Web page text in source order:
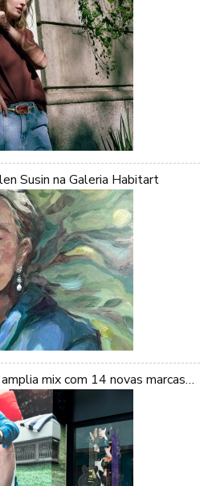
Susin na Galeria Habitart
mix com 14 novas marcas…